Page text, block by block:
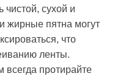
сухой и
жирные пятна могут
что
ленты.
всегда протирайте